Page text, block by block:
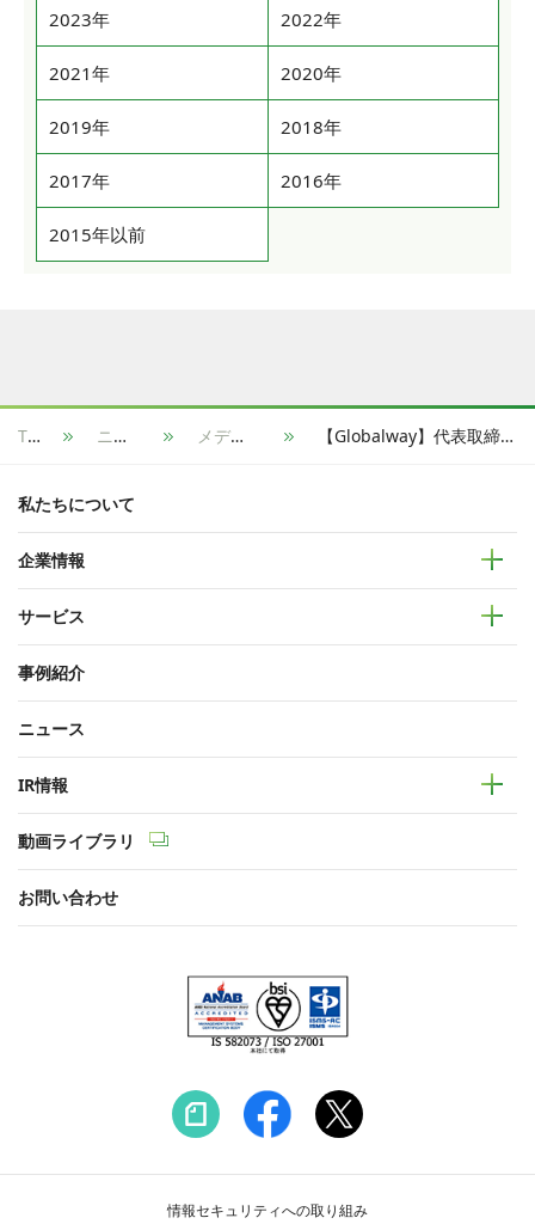
2023年 2022年
2021年 2020年
2019年 2018年
2017年 2016年
2015年以前
TOP ニュース メディア掲載 【Globalway】代表取締役社長の小山義一がオンラインイベントearthkey reverse pitch「上場企業が考えるDX戦略とは」に登壇します
私たちについて
企業情報
サービス
事例紹介
ニュース
IR情報
動画ライブラリ
お問い合わせ
情報セキュリティへの取り組み